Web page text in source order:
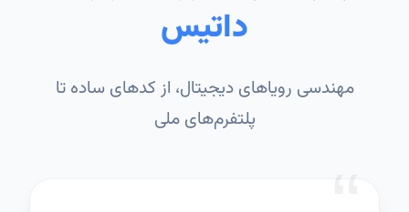
داتیس
مهندسی رویاهای دیجیتال، از کدهای ساده تا
پلتفرم‌های ملی